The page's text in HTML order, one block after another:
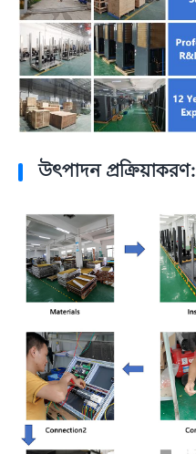
উৎপাদন প্রক্রিয়াকরণ: